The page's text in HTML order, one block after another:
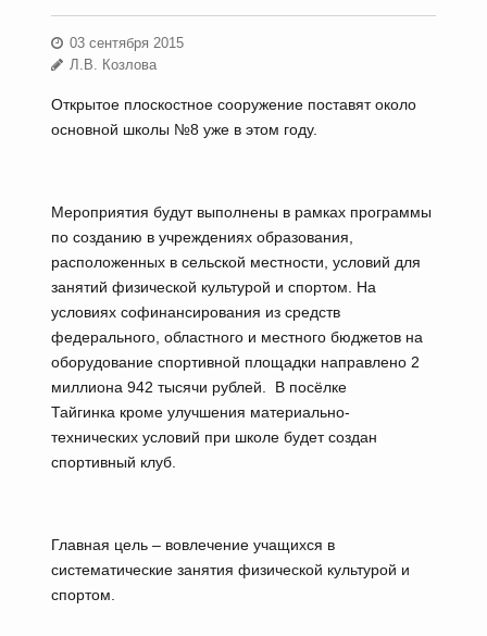
03 сентября 2015
Л.В. Козлова
Открытое плоскостное сооружение поставят около
основной школы №8 уже в этом году.
Мероприятия будут выполнены в рамках программы
по созданию в учреждениях образования,
расположенных в сельской местности, условий для
занятий физической культурой и спортом. На
условиях софинансирования из средств
федерального, областного и местного бюджетов на
оборудование спортивной площадки направлено 2
миллиона 942 тысячи рублей. В посёлке
Тайгинка кроме улучшения материально-
технических условий при школе будет создан
спортивный клуб.
Главная цель – вовлечение учащихся в
систематические занятия физической культурой и
спортом.